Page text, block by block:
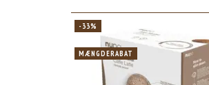
-33%
MÆNGDERABAT